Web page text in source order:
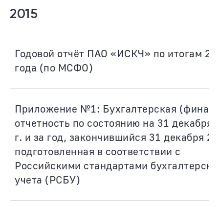
2015
Годовой отчёт ПАО «ИСКЧ» по итогам
года (по МСФО)
Приложение №1: Бухгалтерская
отчетность по состоянию на 31 декабря
г. и за год, закончившийся 31 декабря
подготовленная в соответствии с
Российскими стандартами
учета (РСБУ)